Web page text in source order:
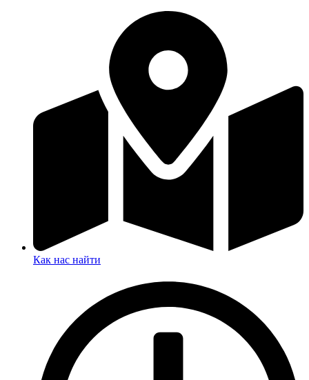
Как нас найти